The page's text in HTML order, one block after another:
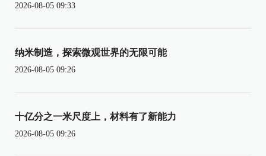
2026-08-05 09:33
纳米制造，探索微观世界的无限可能
2026-08-05 09:26
十亿分之一米尺度上，材料有了新能力
2026-08-05 09:26